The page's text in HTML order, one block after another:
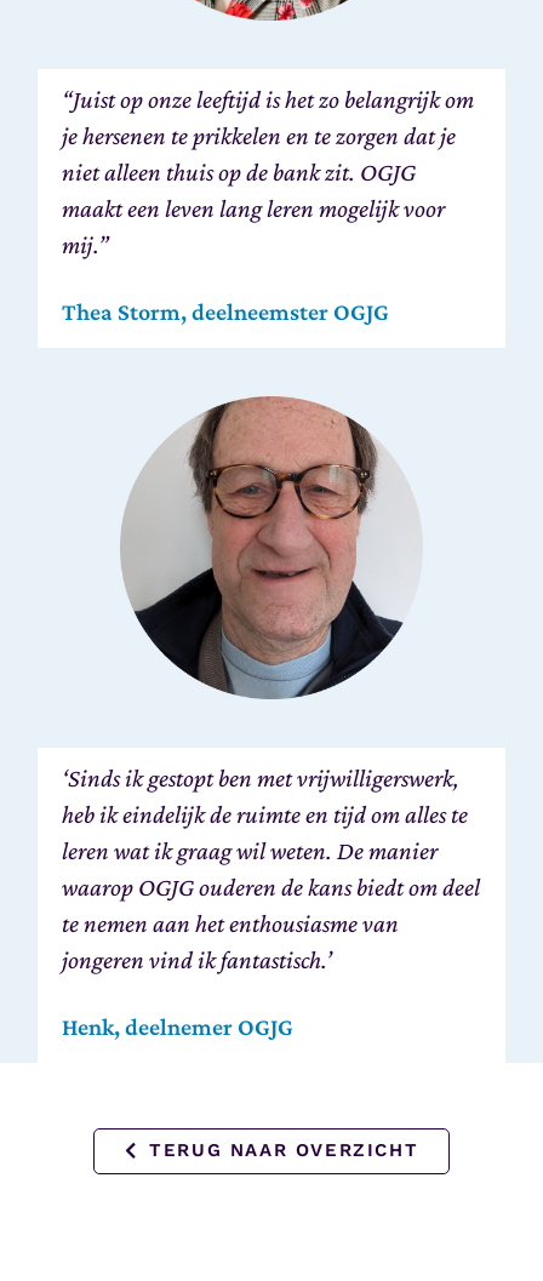
“Juist op onze leeftijd is het zo belangrijk om
je hersenen te prikkelen en te zorgen dat je
niet alleen thuis op de bank zit. OGJG
maakt een leven lang leren mogelijk voor
mij.”
Thea Storm, deelneemster OGJG
‘Sinds ik gestopt ben met vrijwilligerswerk,
heb ik eindelijk de ruimte en tijd om alles te
leren wat ik graag wil weten. De manier
waarop OGJG ouderen de kans biedt om deel
te nemen aan het enthousiasme van
jongeren vind ik fantastisch.’
Henk, deelnemer OGJG
TERUG NAAR OVERZICHT